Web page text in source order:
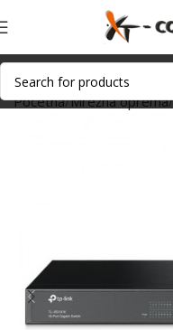
Početna Mrežna oprema